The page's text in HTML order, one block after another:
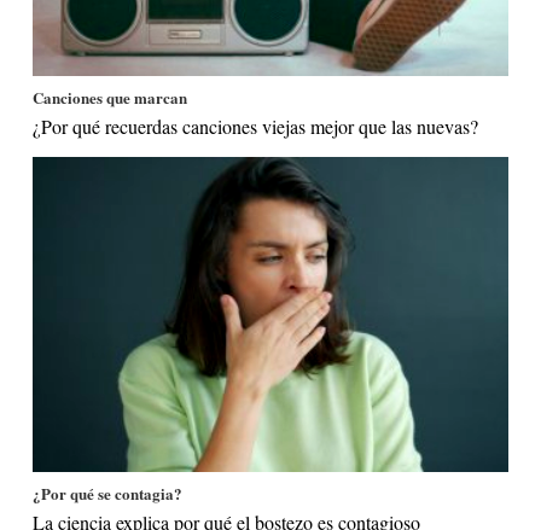
Canciones que marcan
¿Por qué recuerdas canciones viejas mejor que las nuevas?
¿Por qué se contagia?
La ciencia explica por qué el bostezo es contagioso